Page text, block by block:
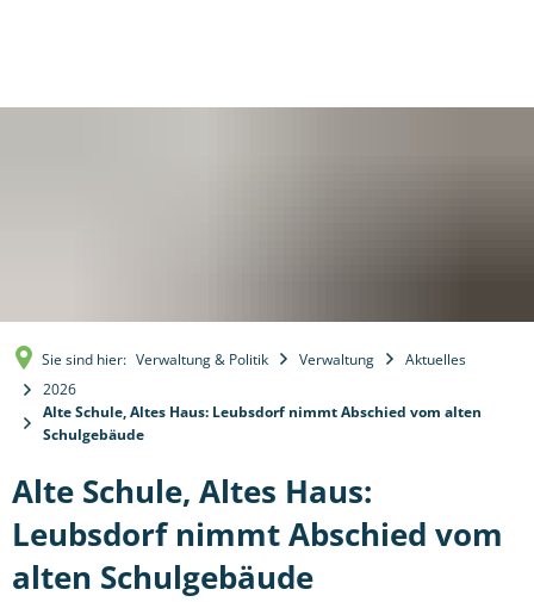
Sie sind hier: Verwaltung & Politik Verwaltung
Aktuelles
2026
Alte Schule, Altes Haus: Leubsdorf nimmt Abschied vom alten
Schulgebäude
Alte Schule, Altes Haus:
Leubsdorf nimmt Abschied vom
alten Schulgebäude